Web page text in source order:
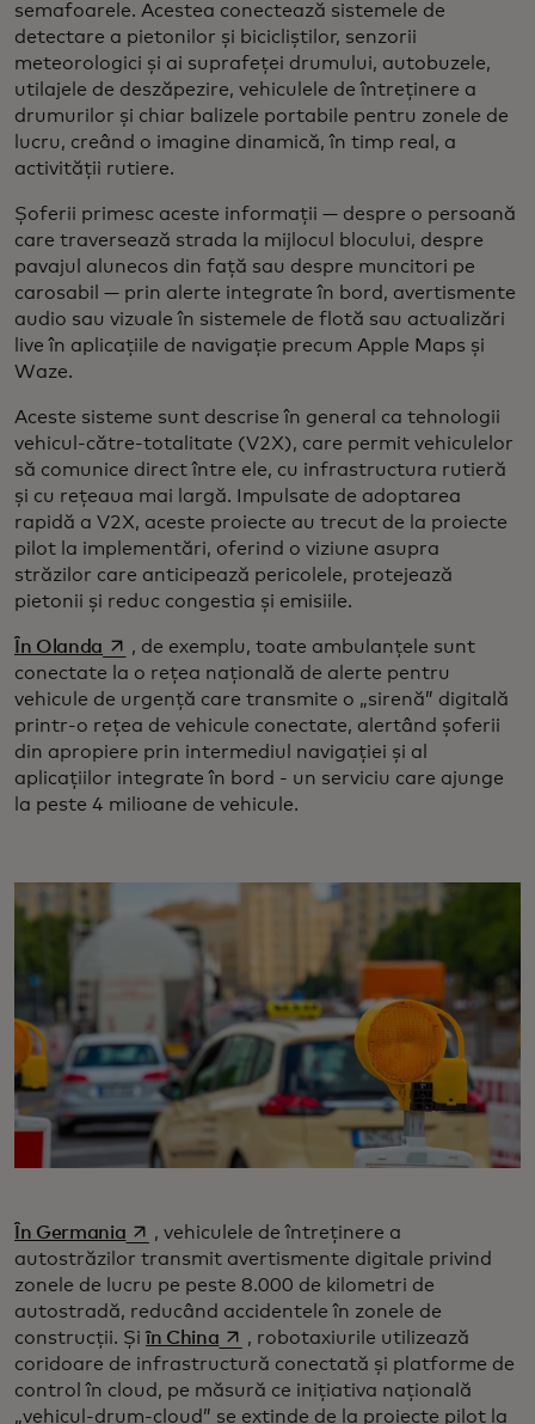
semafoarele. Acestea conectează sistemele de
detectare a pietonilor și bicicliștilor, senzorii
meteorologici și ai suprafeței drumului, autobuzele,
utilajele de deszăpezire, vehiculele de întreținere a
drumurilor și chiar balizele portabile pentru zonele de
lucru, creând o imagine dinamică, în timp real, a
activității rutiere.
Șoferii primesc aceste informații — despre o persoană
care traversează strada la mijlocul blocului, despre
pavajul alunecos din față sau despre muncitori pe
carosabil — prin alerte integrate în bord, avertismente
audio sau vizuale în sistemele de flotă sau actualizări
live în aplicațiile de navigație precum Apple Maps și
Waze.
Aceste sisteme sunt descrise în general ca tehnologii
vehicul-către-totalitate (V2X), care permit vehiculelor
să comunice direct între ele, cu infrastructura rutieră
și cu rețeaua mai largă. Impulsate de adoptarea
rapidă a V2X, aceste proiecte au trecut de la proiecte
pilot la implementări, oferind o viziune asupra
străzilor care anticipează pericolele, protejează
pietonii și reduc congestia și emisiile.
În Olanda opens in a new tab
, de exemplu, toate ambulanțele sunt
conectate la o rețea națională de alerte pentru
vehicule de urgență care transmite o „sirenă” digitală
printr-o rețea de vehicule conectate, alertând șoferii
din apropiere prin intermediul navigației și al
aplicațiilor integrate în bord - un serviciu care ajunge
la peste 4 milioane de vehicule.
În Germaniaopens in a new tab
, vehiculele de întreținere a
autostrăzilor transmit avertismente digitale privind
zonele de lucru pe peste 8.000 de kilometri de
autostradă, reducând accidentele în zonele de
construcții. Șiîn Chinaopens in a new tab
, robotaxiurile utilizează
coridoare de infrastructură conectată și platforme de
control în cloud, pe măsură ce inițiativa națională
„vehicul-drum-cloud” se extinde de la proiecte pilot la